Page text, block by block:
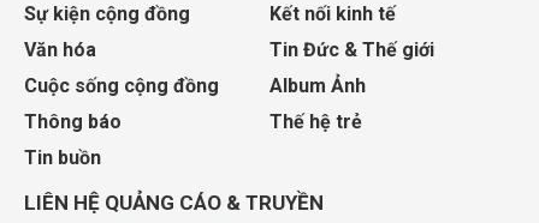
Sự kiện cộng đồng
Kết nối kinh tế
Văn hóa
Tin Đức & Thế giới
Cuộc sống cộng đồng
Album Ảnh
Thông báo
Thế hệ trẻ
Tin buồn
LIÊN HỆ QUẢNG CÁO & TRUYỀN